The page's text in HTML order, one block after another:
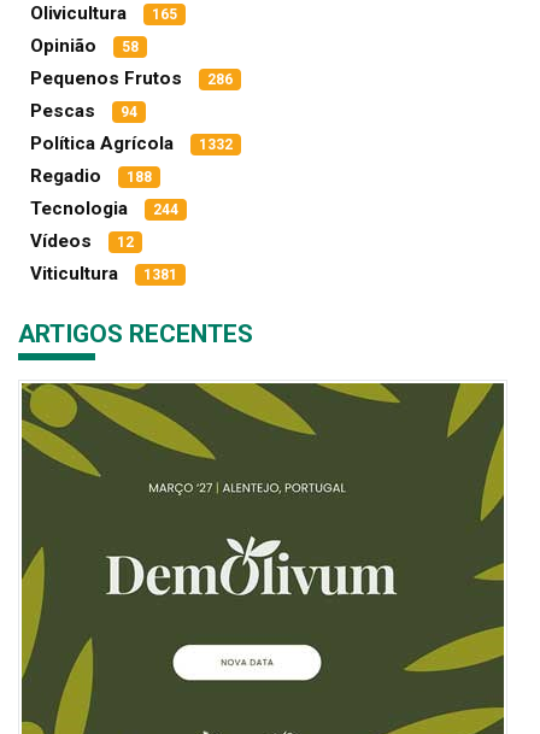
Olivicultura 165
Opinião 58
Pequenos Frutos 286
Pescas 94
Política Agrícola 1332
Regadio 188
Tecnologia 244
Vídeos 12
Viticultura 1381
ARTIGOS RECENTES